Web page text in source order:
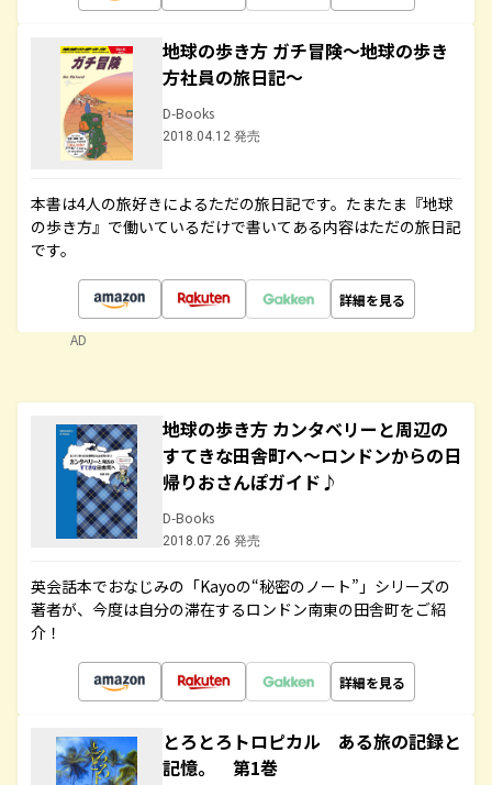
地球の歩き方 ガチ冒険～地球の歩き
方社員の旅日記～
D-Books
2018.04.12 発売
本書は4人の旅好きによるただの旅日記です。たまたま『地球
の歩き方』で働いているだけで書いてある内容はただの旅日記
です。
詳細を見る
AD
地球の歩き方 カンタベリーと周辺の
すてきな田舎町へ～ロンドンからの日
帰りおさんぽガイド♪
D-Books
2018.07.26 発売
英会話本でおなじみの「Kayoの“秘密のノート”」シリーズの
著者が、今度は自分の滞在するロンドン南東の田舎町をご紹
介！
詳細を見る
とろとろトロピカル ある旅の記録と
記憶。 第1巻